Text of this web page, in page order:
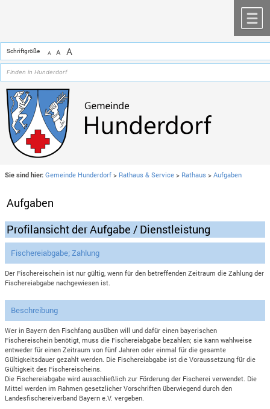
Schriftgröße A A A
Sie sind hier: Gemeinde Hunderdorf > Rathaus & Service > Rathaus >Aufgaben
Aufgaben
Profilansicht der Aufgabe / Dienstleistung
Fischereiabgabe; Zahlung
Der Fischereischein ist nur gültig, wenn für den betreffenden Zeitraum die Zahlung der
Fischereiabgabe nachgewiesen ist.
Beschreibung
Wer in Bayern den Fischfang ausüben will und dafür einen bayerischen
Fischereischein benötigt, muss die Fischereiabgabe bezahlen; sie kann wahlweise
entweder für einen Zeitraum von fünf Jahren oder einmal für die gesamte
Gültigkeitsdauer gezahlt werden. Die Fischereiabgabe ist die Voraussetzung für die
Gültigkeit des Fischereischeins.
Die Fischereiabgabe wird ausschließlich zur Förderung der Fischerei verwendet. Die
Mittel werden im Rahmen gesetzlicher Vorschriften überwiegend durch den
Landesfischereiverband Bayern e.V. vergeben.